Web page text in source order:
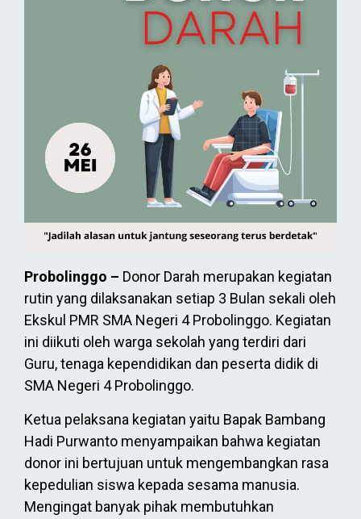
Probolinggo – Donor Darah merupakan kegiatan
rutin yang dilaksanakan setiap 3 Bulan sekali oleh
Ekskul PMR SMA Negeri 4 Probolinggo. Kegiatan
ini diikuti oleh warga sekolah yang terdiri dari
Guru, tenaga kependidikan dan peserta didik di
SMA Negeri 4 Probolinggo.
Ketua pelaksana kegiatan yaitu Bapak Bambang
Hadi Purwanto menyampaikan bahwa kegiatan
donor ini bertujuan untuk mengembangkan rasa
kepedulian siswa kepada sesama manusia.
Mengingat banyak pihak membutuhkan